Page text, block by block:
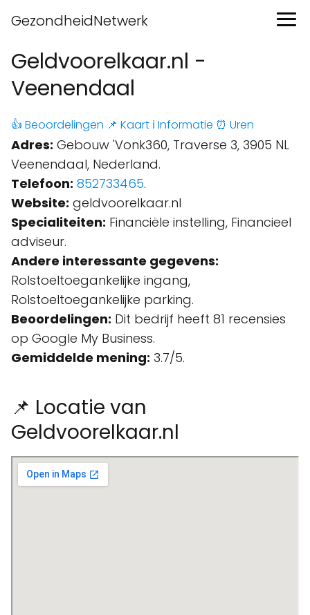
GezondheidNetwerk
Geldvoorelkaar.nl -
Veenendaal
👍 Beoordelingen 📌 Kaart ℹ️ Informatie ⏰ Uren
Adres: Gebouw 'Vonk360, Traverse 3, 3905 NL
Veenendaal, Nederland.
Telefoon: 852733465.
Website: geldvoorelkaar.nl
Specialiteiten: Financiële instelling, Financieel
adviseur.
Andere interessante gegevens:
Rolstoeltoegankelijke ingang,
Rolstoeltoegankelijke parking.
Beoordelingen: Dit bedrijf heeft 81 recensies
op Google My Business.
Gemiddelde mening: 3.7/5.
📌 Locatie van
Geldvoorelkaar.nl